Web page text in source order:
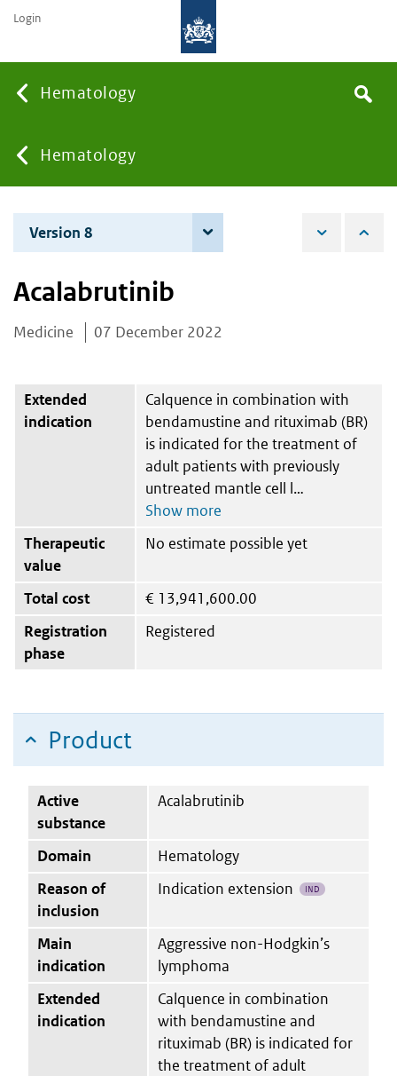
Hematology
You
are
here:
Hematology
the
Search
Login
Version 8
Acalabrutinib
Medicine 07 December 2022
Extended
indication
Calquence in combination with
bendamustine and rituximab (BR)
is indicated for the treatment of
adult patients with previously
untreated mantle cell l
Therapeutic
value
No estimate possible yet
Total cost € 13,941,600.00
Registration
phase
Registered
Product
Active
substance
Acalabrutinib
Domain
Hematology
Reason of
inclusion
Indication extension IND
Main
indication
Aggressive non-Hodgkin’s
lymphoma
Extended
indication
Calquence in combination
with bendamustine and
rituximab (BR) is indicated for
the treatment of adult